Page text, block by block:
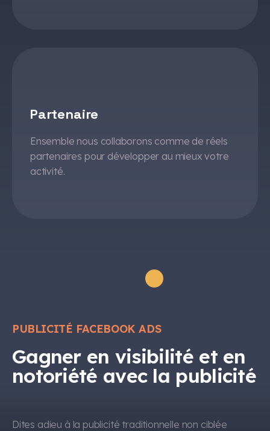
Partenaire
Ensemble nous collaborons comme de réels
partenaires pour développer au mieux votre
activité.
PUBLICITÉ FACEBOOK ADS
Gagner en visibilité et en
notoriété avec la publicité
Dites adieu à la publicité traditionnelle non ciblée